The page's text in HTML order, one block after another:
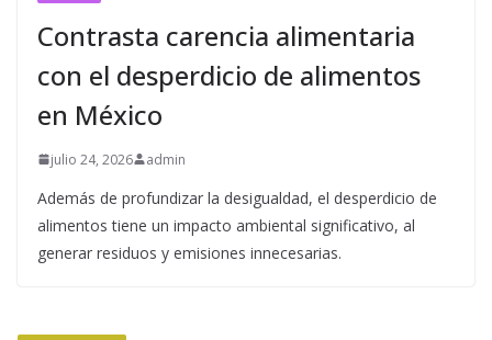
Contrasta carencia alimentaria
con el desperdicio de alimentos
en México
julio 24, 2026 admin
Además de profundizar la desigualdad, el desperdicio de
alimentos tiene un impacto ambiental significativo, al
generar residuos y emisiones innecesarias.